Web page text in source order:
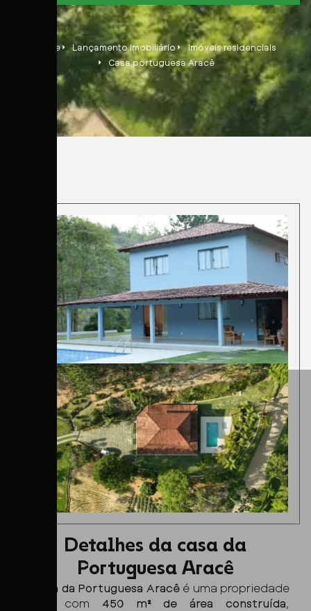
Home Lançamento Imobiliário
Imóveis residenciais
Casa portuguesa Aracê
Detalhes da casa da
Portuguesa Aracê
Casa da Portuguesa Aracêé uma propriedade
única com 450 m² de área construída,